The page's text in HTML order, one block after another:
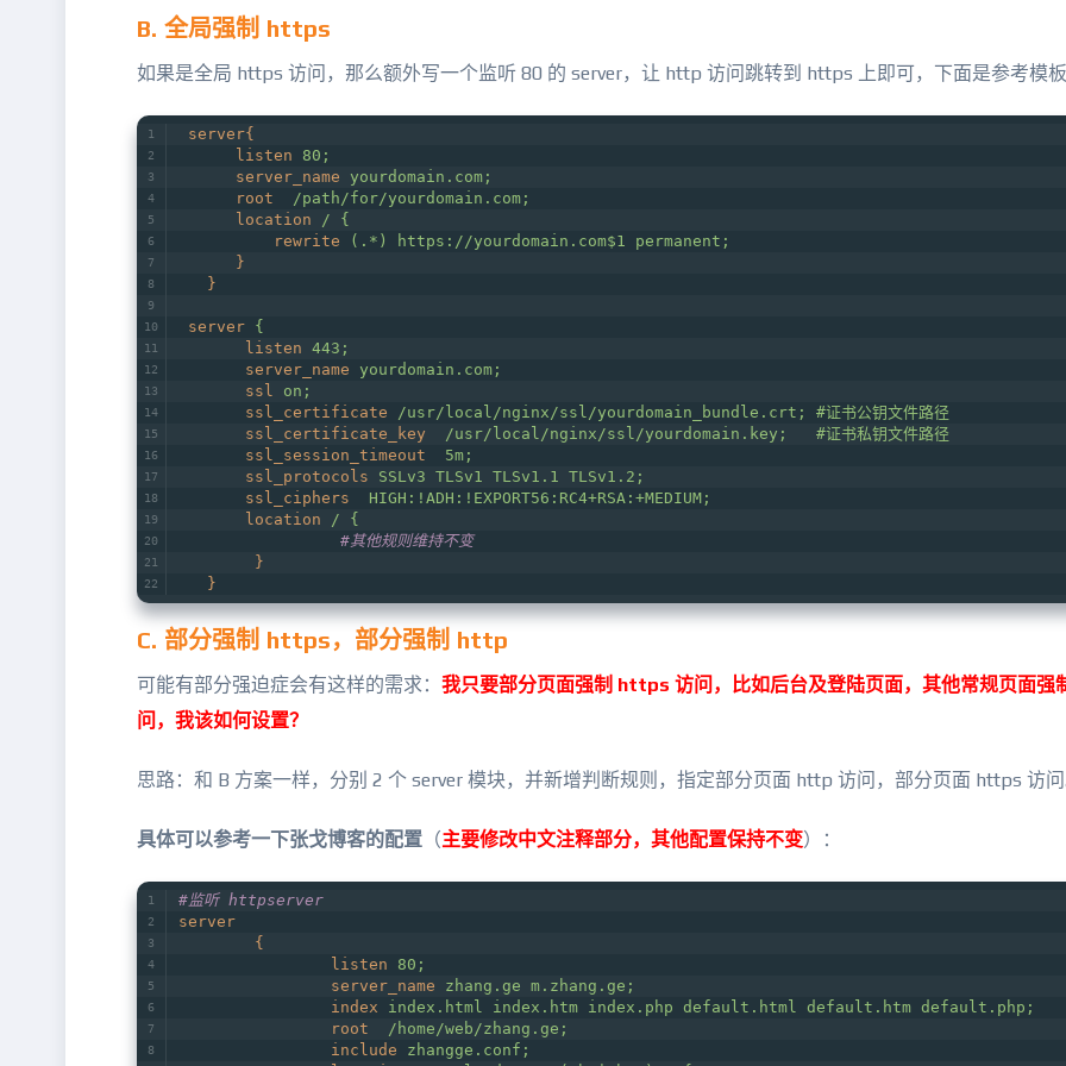
B. 全局强制 https
如果是全局 https 访问，那么额外写一个监听 80 的 server，让 http 访问跳转到 https 上即可，下面是参考模
server{
listen
80;
server_name
yourdomain.com;
root
/path/for/yourdomain.com;
location
/ {
rewrite
(.*) https://yourdomain.com$1 permanent;
}
}
server {
listen 443;
server_name
yourdomain.com;
ssl
on;
ssl_certificate
/usr/local/nginx/ssl/yourdomain_bundle.crt; #证书公钥文件路径
ssl_certificate_key
/usr/local/nginx/ssl/yourdomain.key;   #证书私钥文件路径
ssl_session_timeout
5m;
ssl_protocols
SSLv3 TLSv1 TLSv1.1 TLSv1.2;
ssl_ciphers
HIGH:!ADH:!EXPORT56:RC4+RSA:+MEDIUM;
location
/ {
                 #其他规则维持不变
}
}
C. 部分强制 https，部分强制 http
可能有部分强迫症会有这样的需求： 我只要部分页面强制 https 访问，比如后台及登陆页面，其他常规页面
问，我该如何设置？
思路：和 B 方案一样，分别 2 个 server 模块，并新增判断规则，指定部分页面 http 访问，部分页面 https 访
具体可以参考一下张戈博客的配置 （主要修改中文注释部分，其他配置保持不变）：
#监听 httpserver
server
{
listen
80;
server_name
zhang.ge m.zhang.ge;
index
index.html index.htm index.php default.html default.htm default.php;
root
/home/web/zhang.ge;
include
zhangge.conf;